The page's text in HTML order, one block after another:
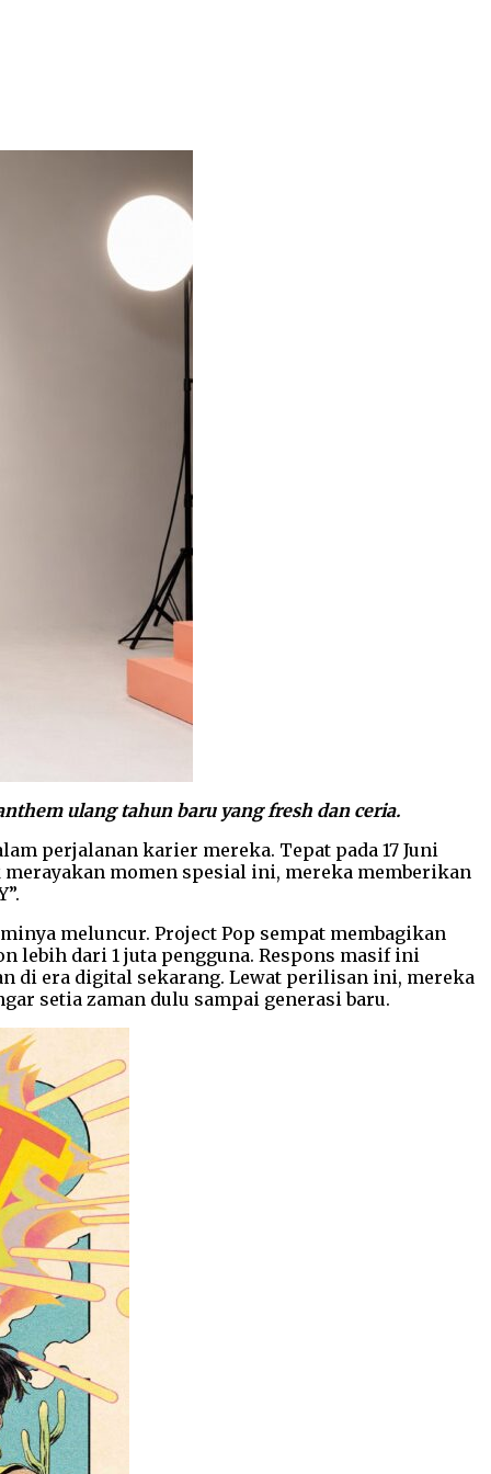
ulang tahun baru yang fresh dan ceria.
perjalanan karier mereka. Tepat pada 17 Juni
momen spesial ini, mereka memberikan
meluncur. Project Pop sempat membagikan
lebih dari 1 juta pengguna. Respons masif ini
di era digital sekarang. Lewat perilisan ini, mereka
setia zaman dulu sampai generasi baru.